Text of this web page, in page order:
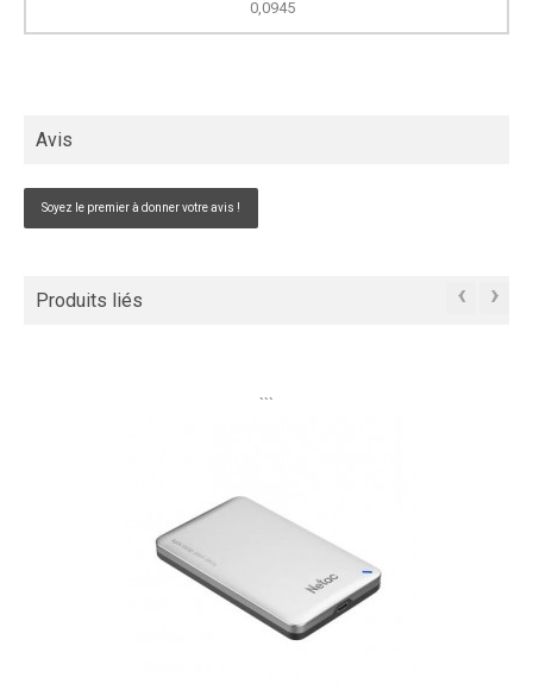
0,0945
Avis
Soyez le premier à donner votre avis !
Produits liés ‹ ›
```